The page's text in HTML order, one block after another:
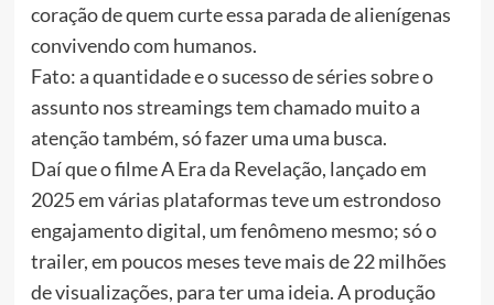
coração de quem curte essa parada de alienígenas
convivendo com humanos.
Fato: a quantidade e o sucesso de séries sobre o
assunto nos streamings tem chamado muito a
atenção também, só fazer uma uma busca.
Daí que o filme A Era da Revelação, lançado em
2025 em várias plataformas teve um estrondoso
engajamento digital, um fenômeno mesmo; só o
trailer, em poucos meses teve mais de 22 milhões
de visualizações, para ter uma ideia. A produção